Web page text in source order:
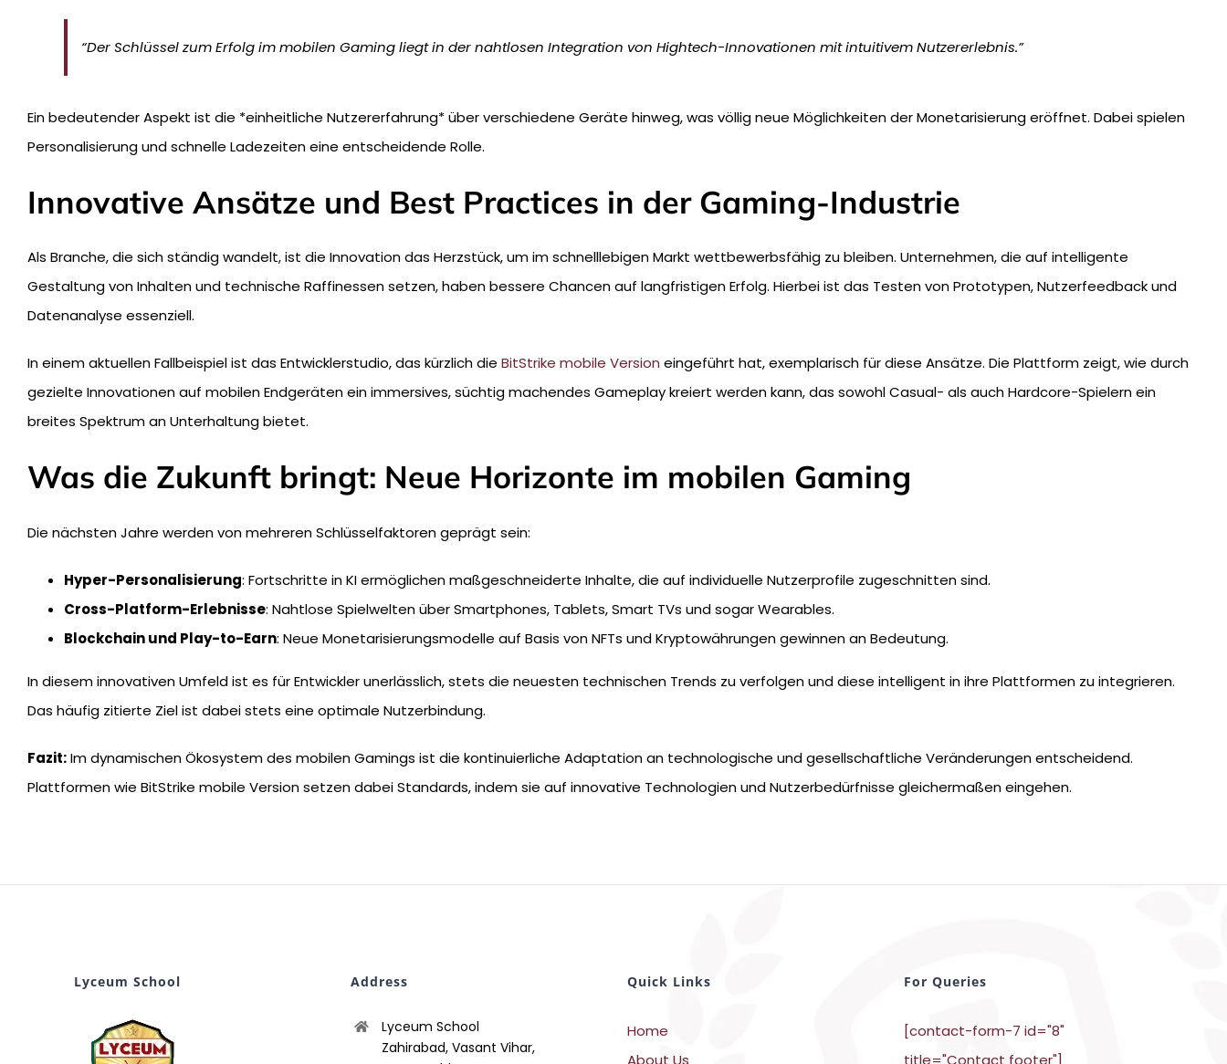
“Der Schlüssel zum Erfolg im mobilen Gaming liegt in der nahtlosen Integration von Hightech-Innovationen mit intuitivem Nutzererlebnis.”
Ein bedeutender Aspekt ist die *einheitliche Nutzererfahrung* über verschiedene Geräte hinweg, was völlig neue Möglichkeiten der Monetarisierung eröffnet. Dabei spielen
Personalisierung und schnelle Ladezeiten eine entscheidende Rolle.
Innovative Ansätze und Best Practices in der Gaming-Industrie
Als Branche, die sich ständig wandelt, ist die Innovation das Herzstück, um im schnelllebigen Markt wettbewerbsfähig zu bleiben. Unternehmen, die auf intelligente
Gestaltung von Inhalten und technische Raffinessen setzen, haben bessere Chancen auf langfristigen Erfolg. Hierbei ist das Testen von Prototypen, Nutzerfeedback und
Datenanalyse essenziell.
In einem aktuellen Fallbeispiel ist das Entwicklerstudio, das kürzlich die BitStrike mobile Version eingeführt hat, exemplarisch für diese Ansätze. Die Plattform zeigt, wie durch
gezielte Innovationen auf mobilen Endgeräten ein immersives, süchtig machendes Gameplay kreiert werden kann, das sowohl Casual- als auch Hardcore-Spielern ein
breites Spektrum an Unterhaltung bietet.
Was die Zukunft bringt: Neue Horizonte im mobilen Gaming
Die nächsten Jahre werden von mehreren Schlüsselfaktoren geprägt sein:
Hyper-Personalisierung: Fortschritte in KI ermöglichen maßgeschneiderte Inhalte, die auf individuelle Nutzerprofile zugeschnitten sind.
Cross-Platform-Erlebnisse: Nahtlose Spielwelten über Smartphones, Tablets, Smart TVs und sogar Wearables.
Blockchain und Play-to-Earn: Neue Monetarisierungsmodelle auf Basis von NFTs und Kryptowährungen gewinnen an Bedeutung.
In diesem innovativen Umfeld ist es für Entwickler unerlässlich, stets die neuesten technischen Trends zu verfolgen und diese intelligent in ihre Plattformen zu integrieren.
Das häufig zitierte Ziel ist dabei stets eine optimale Nutzerbindung.
Fazit:Im dynamischen Ökosystem des mobilen Gamings ist die kontinuierliche Adaptation an technologische und gesellschaftliche Veränderungen entscheidend.
Plattformen wie BitStrike mobile Version setzen dabei Standards, indem sie auf innovative Technologien und Nutzerbedürfnisse gleichermaßen eingehen.
Lyceum School Address
Lyceum School
Zahirabad, Vasant Vihar,
Quick Links
Home
About Us
For Queries
[contact-form-7 id="8"
title="Contact footer"]